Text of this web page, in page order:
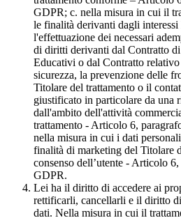
GDPR; c. nella misura in cui il
le finalità derivanti dagli
l'effettuazione dei necessari
di diritti derivanti dal Contratto
Educativi o dal Contratto
sicurezza, la prevenzione delle
Titolare del trattamento o il
giustificato in particolare da una
dall'ambito dell'attività
trattamento - Articolo 6,
nella misura in cui i dati
finalità di marketing del Titolare
consenso dell’utente - Articolo
GDPR.
Lei ha il diritto di accedere ai
rettificarli, cancellarli e il diritto
dati. Nella misura in cui il